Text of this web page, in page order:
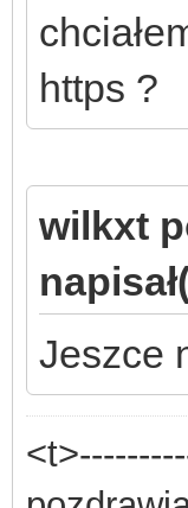
https ?
wilkxt
Jeszce